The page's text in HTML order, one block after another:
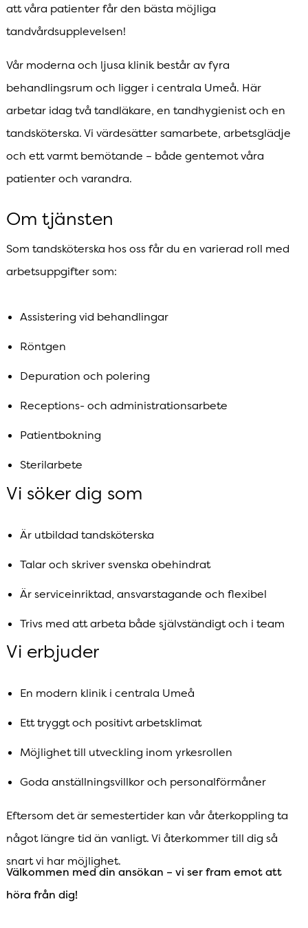
att våra patienter får den bästa möjliga
tandvårdsupplevelsen!
Vår moderna och ljusa klinik består av fyra
behandlingsrum och ligger i centrala Umeå. Här
arbetar idag två tandläkare, en tandhygienist och en
tandsköterska. Vi värdesätter samarbete, arbetsglädje
och ett varmt bemötande – både gentemot våra
patienter och varandra.
Om tjänsten
Som tandsköterska hos oss får du en varierad roll med
arbetsuppgifter som:
Assistering vid behandlingar
Röntgen
Depuration och polering
Receptions- och administrationsarbete
Patientbokning
Sterilarbete
Vi söker dig som
Är utbildad tandsköterska
Talar och skriver svenska obehindrat
Är serviceinriktad, ansvarstagande och flexibel
Trivs med att arbeta både självständigt och i team
Vi erbjuder
En modern klinik i centrala Umeå
Ett tryggt och positivt arbetsklimat
Möjlighet till utveckling inom yrkesrollen
Goda anställningsvillkor och personalförmåner
Eftersom det är semestertider kan vår återkoppling ta
något längre tid än vanligt. Vi återkommer till dig så
snart vi har möjlighet.
Välkommen med din ansökan – vi ser fram emot att
höra från dig!